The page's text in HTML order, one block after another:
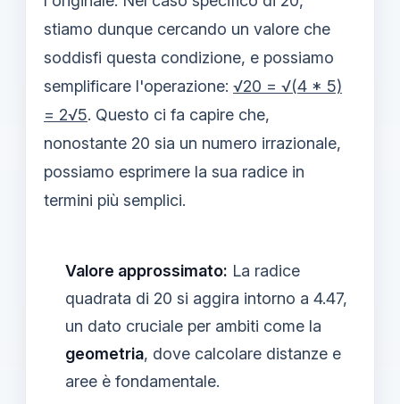
stiamo dunque cercando un valore che
soddisfi questa condizione, e possiamo
semplificare l'operazione: √20 = √(4 * 5)
= 2√5. Questo ci fa capire che,
nonostante 20 sia un numero irrazionale,
possiamo esprimere la sua radice in
termini più semplici.
Valore approssimato: La radice
quadrata di 20 si aggira intorno a 4.47,
un dato cruciale per ambiti come la
geometria, dove calcolare distanze e
aree è fondamentale.